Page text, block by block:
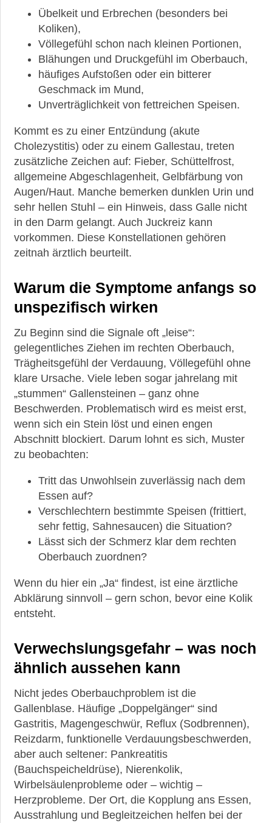
Übelkeit und Erbrechen (besonders bei
Koliken),
Völlegefühl schon nach kleinen Portionen,
Blähungen und Druckgefühl im Oberbauch,
häufiges Aufstoßen oder ein bitterer
Geschmack im Mund,
Unverträglichkeit von fettreichen Speisen.
Kommt es zu einer Entzündung (akute
Cholezystitis) oder zu einem Gallestau, treten
zusätzliche Zeichen auf: Fieber, Schüttelfrost,
allgemeine Abgeschlagenheit, Gelbfärbung von
Augen/Haut. Manche bemerken dunklen Urin und
sehr hellen Stuhl – ein Hinweis, dass Galle nicht
in den Darm gelangt. Auch Juckreiz kann
vorkommen. Diese Konstellationen gehören
zeitnah ärztlich beurteilt.
Warum die Symptome anfangs so
unspezifisch wirken
Zu Beginn sind die Signale oft „leise“:
gelegentliches Ziehen im rechten Oberbauch,
Trägheitsgefühl der Verdauung, Völlegefühl ohne
klare Ursache. Viele leben sogar jahrelang mit
„stummen“ Gallensteinen – ganz ohne
Beschwerden. Problematisch wird es meist erst,
wenn sich ein Stein löst und einen engen
Abschnitt blockiert. Darum lohnt es sich, Muster
zu beobachten:
Tritt das Unwohlsein zuverlässig nach dem
Essen auf?
Verschlechtern bestimmte Speisen (frittiert,
sehr fettig, Sahnesaucen) die Situation?
Lässt sich der Schmerz klar dem rechten
Oberbauch zuordnen?
Wenn du hier ein „Ja“ findest, ist eine ärztliche
Abklärung sinnvoll – gern schon, bevor eine Kolik
entsteht.
Verwechslungsgefahr – was noch
ähnlich aussehen kann
Nicht jedes Oberbauchproblem ist die
Gallenblase. Häufige „Doppelgänger“ sind
Gastritis, Magengeschwür, Reflux (Sodbrennen),
Reizdarm, funktionelle Verdauungsbeschwerden,
aber auch seltener: Pankreatitis
(Bauchspeicheldrüse), Nierenkolik,
Wirbelsäulenprobleme oder – wichtig –
Herzprobleme. Der Ort, die Kopplung ans Essen,
Ausstrahlung und Begleitzeichen helfen bei der